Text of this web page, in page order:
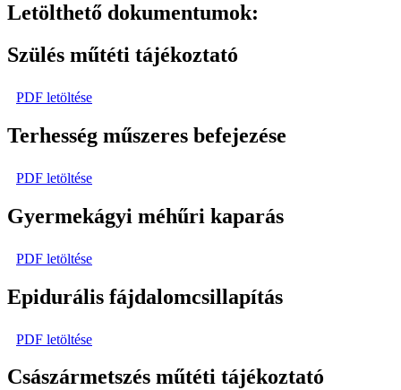
Letölthető dokumentumok:
Szülés műtéti tájékoztató
PDF letöltése
Terhesség műszeres befejezése
PDF letöltése
Gyermekágyi méhűri kaparás
PDF letöltése
Epidurális fájdalomcsillapítás
PDF letöltése
Császármetszés műtéti tájékoztató